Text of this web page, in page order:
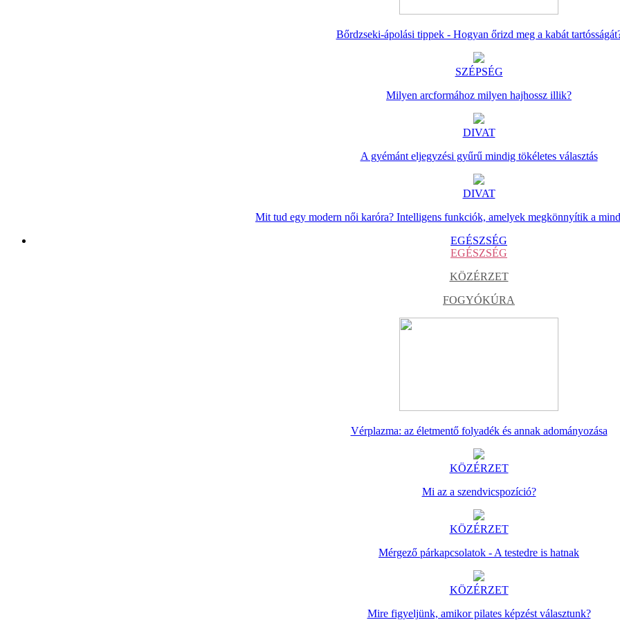
Bőrdzseki-ápolási tippek - Hogyan őrizd meg a kabát
SZÉPSÉG
Milyen arcformához milyen hajhossz illik?
DIVAT
A gyémánt eljegyzési gyűrű mindig tökéletes választás
DIVAT
Mit tud egy modern női karóra? Intelligens funkciók, amelyek megkönnyítik a
EGÉSZSÉG
EGÉSZSÉG
KÖZÉRZET
FOGYÓKÚRA
Vérplazma: az életmentő folyadék és annak adományozása
KÖZÉRZET
Mi az a szendvicspozíció?
KÖZÉRZET
Mérgező párkapcsolatok - A testedre is hatnak
KÖZÉRZET
Mire figyeljünk, amikor pilates képzést választunk?